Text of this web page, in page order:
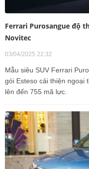
Ferrari Purosangue độ
Novitec
03/04/2025 22:32
Mẫu siêu SUV Ferrari
gói Esteso cải thiện ngoại
lên đến 755 mã lực.